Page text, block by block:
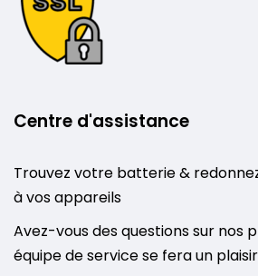
Centre d'assistance
Trouvez votre batterie &
à vos appareils
Avez-vous des questions sur nos
équipe de service se fera un